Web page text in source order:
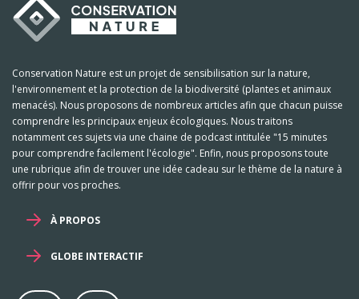
Conservation Nature est un projet de sensibilisation sur la nature,
l'environnement et la protection de la biodiversité (plantes et animaux
menacés). Nous proposons de nombreux articles afin que chacun puisse
comprendre les principaux enjeux écologiques. Nous traitons
notamment ces sujets via une chaine de podcast intitulée "15 minutes
pour comprendre facilement l'écologie". Enfin, nous proposons toute
une rubrique afin de trouver une idée cadeau sur le thème de la nature à
offrir pour vos proches.
À PROPOS
GLOBE INTERACTIF